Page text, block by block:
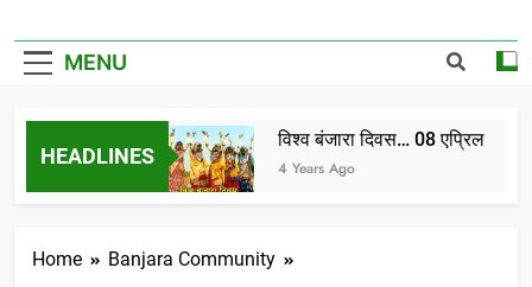
GoarBanjara.com
MENU
HEADLINES
भाग-1
विश्व बंजारा दिवस… 08 एप्रिल
4 Years Ago
Home Banjara Community